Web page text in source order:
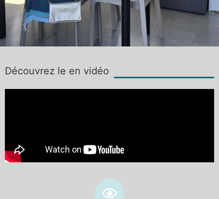
Découvrez le en vidéo